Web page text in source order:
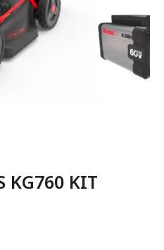
KG760 KIT